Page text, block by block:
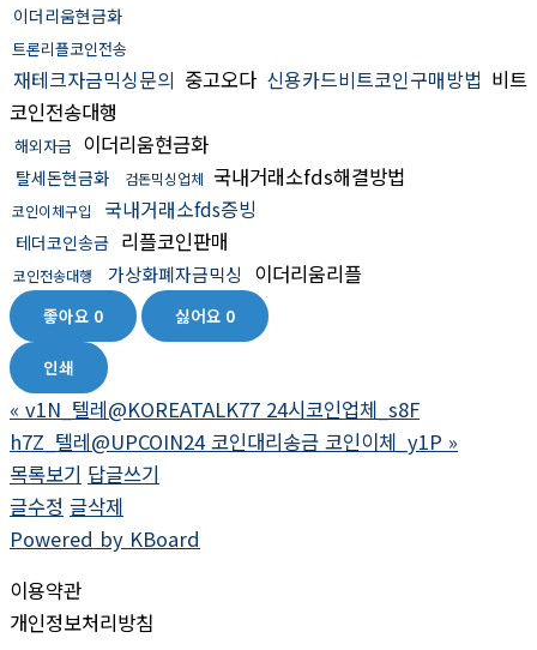
이더리움현금화
트론리플코인전송
재테크자금믹싱문의 중고오다 신용카드비트코인구매방법 비트
코인전송대행
해외자금 이더리움현금화
탈세돈현금화 검돈믹싱업체 국내거래소fds해결방법
코인이체구입 국내거래소fds증빙
테더코인송금 리플코인판매
코인전송대행 가상화폐자금믹싱 이더리움리플
좋아요 0 싫어요 0
인쇄
« v1N_텔레@KOREATALK77 24시코인업체_s8F
h7Z_텔레@UPCOIN24 코인대리송금 코인이체_y1P »
목록보기 답글쓰기
글수정 글삭제
Powered by KBoard
이용약관
개인정보처리방침